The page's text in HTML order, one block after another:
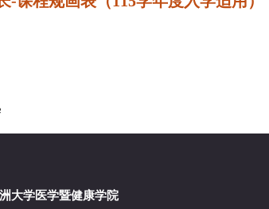
学医学暨健康学院